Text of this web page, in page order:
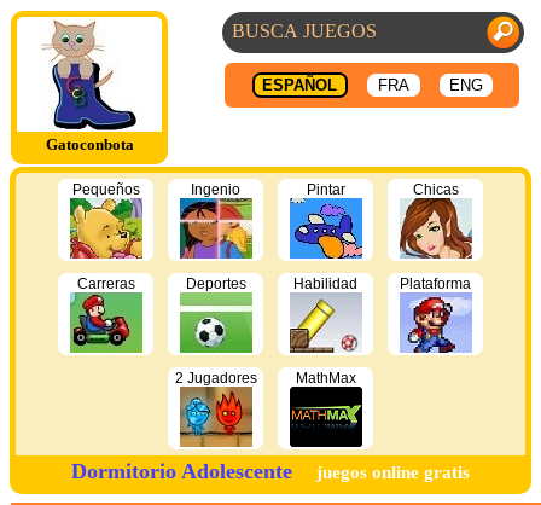
Gatoconbota
ESPAÑOL FRA ENG
Pequeños Ingenio Pintar Chicas
Carreras Deportes Habilidad Plataforma
2 Jugadores MathMax
Dormitorio Adolescente juegos online gratis